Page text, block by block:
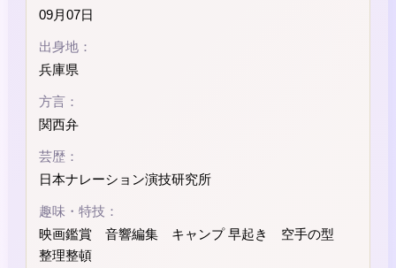
09月07日
出身地：
兵庫県
方言：
関西弁
芸歴：
日本ナレーション演技研究所
趣味・特技：
映画鑑賞 音響編集 キャンプ 早起き 空手の型
整理整頓